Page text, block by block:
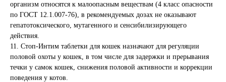
организм относятся к малоопасным веществам (4 класс опасности
по ГОСТ 12.1.007-76), в рекомендуемых дозах не оказывают
гепатотоксического, мутагенного и сенсибилизирующего
действия.
11. Стоп-Интим таблетки для кошек назначают для регуляции
половой охоты у кошек, в том числе для задержки и прерывания
течки у самок кошек, снижения половой активности и коррекции
поведения у котов.